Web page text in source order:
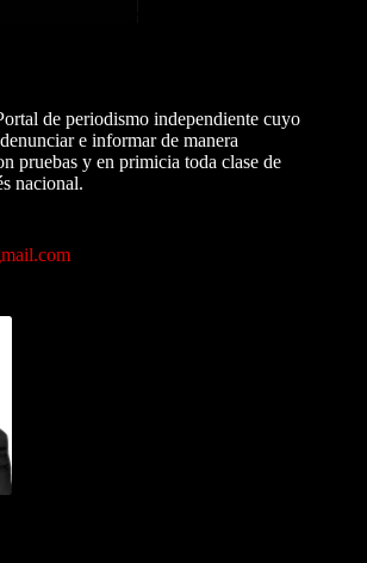
de periodismo independiente cuyo
e informar de manera
pruebas y en primicia toda clase de
nacional.